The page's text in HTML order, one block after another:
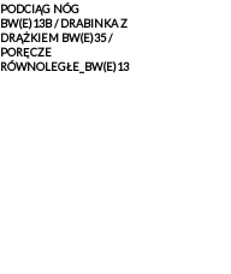
PODCIĄG NÓG
BW(E)13B / DRABINKA Z
DRĄŻKIEM BW(E)35 /
PORĘCZE
RÓWNOLEGŁE_BW(E)13